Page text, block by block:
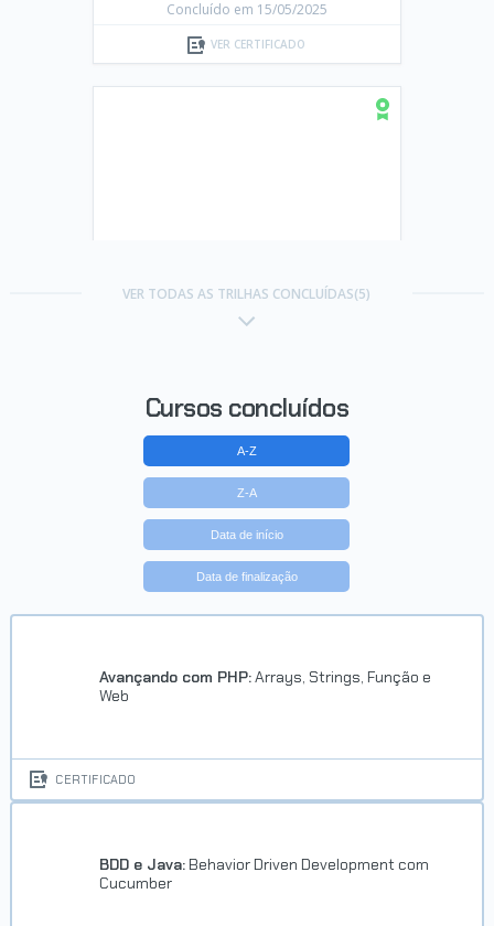
Concluído em 15/05/2025
VER CERTIFICADO
com SwiftUI
Trilha Evolua Apps em SwiftUI:
CRUD, MVVM e Autenticação
Concluído em 28/04/2026
VER TODAS AS TRILHAS CONCLUÍDAS(5)
Cursos concluídos
A-Z
Z-A
Data de início
Data de finalização
Avançando com PHP:Arrays, Strings, Função e
Web
CERTIFICADO
BDD e Java: Behavior Driven Development com
Cucumber